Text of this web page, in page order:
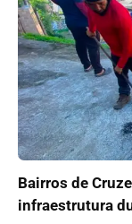
Bairros de
infraestrutura